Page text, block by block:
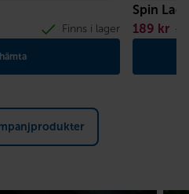
Finns i lager
Spin
189 kr